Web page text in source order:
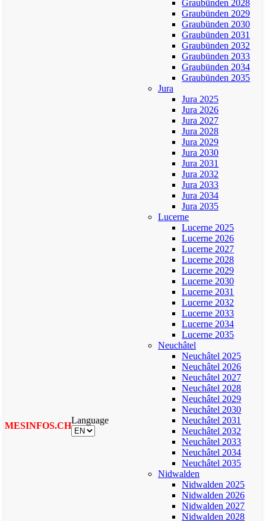
MESINFOS.CH
Language
Graubünden 2028
Graubünden 2029
Graubünden 2030
Graubünden 2031
Graubünden 2032
Graubünden 2033
Graubünden 2034
Graubünden 2035
Jura
Jura 2025
Jura 2026
Jura 2027
Jura 2028
Jura 2029
Jura 2030
Jura 2031
Jura 2032
Jura 2033
Jura 2034
Jura 2035
Lucerne
Lucerne 2025
Lucerne 2026
Lucerne 2027
Lucerne 2028
Lucerne 2029
Lucerne 2030
Lucerne 2031
Lucerne 2032
Lucerne 2033
Lucerne 2034
Lucerne 2035
Neuchâtel
Neuchâtel 2025
Neuchâtel 2026
Neuchâtel 2027
Neuchâtel 2028
Neuchâtel 2029
Neuchâtel 2030
Neuchâtel 2031
Neuchâtel 2032
Neuchâtel 2033
Neuchâtel 2034
Neuchâtel 2035
Nidwalden
Nidwalden 2025
Nidwalden 2026
Nidwalden 2027
Nidwalden 2028